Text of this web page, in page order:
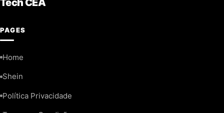
Tech CEA
PAGES
Home
Shein
Política Privacidade